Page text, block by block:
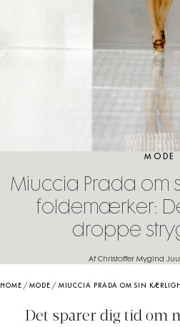
MODE
Miuccia Prada om
foldemærker:
droppe
Af Christoffer Mygind Juul
HOME /MODE / MIUCCIA PRADA OM SIN KÆRLIGHED TIL
Det sparer dig tid om